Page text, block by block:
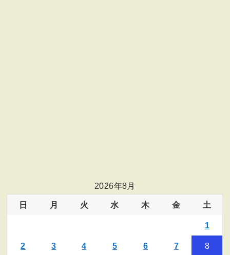
2026年8月
日 月 火 水 木 金 土
1
2 3 4 5 6 7 8